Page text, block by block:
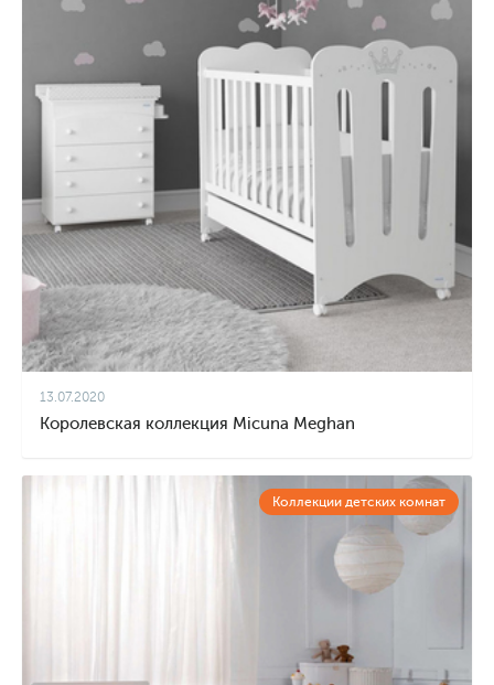
13.07.2020
Королевская коллекция Micuna Meghan
Коллекции детских комнат